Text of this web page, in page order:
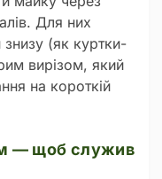
Для них
знизу (як куртки-
вирізом, який
на короткій
— щоб служив